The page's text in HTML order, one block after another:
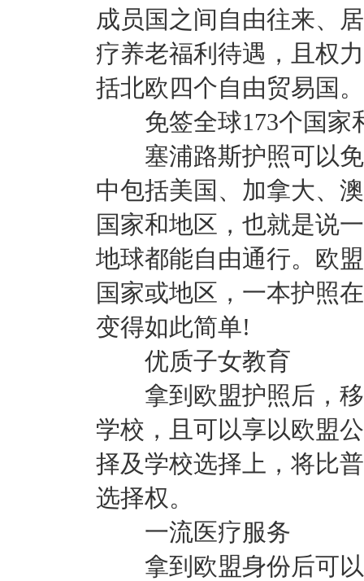
成员国之间自由往来、
疗养老福利待遇，且权
括北欧四个自由贸易国。
免签全球173个国家
塞浦路斯护照可以免
中包括美国、加拿大、
国家和地区，也就是说
地球都能自由通行。欧
国家或地区，一本护照
变得如此简单!
优质子女教育
拿到欧盟护照后，移
学校，且可以享以欧盟
择及学校选择上，将比
选择权。
一流医疗服务
拿到欧盟身份后可以